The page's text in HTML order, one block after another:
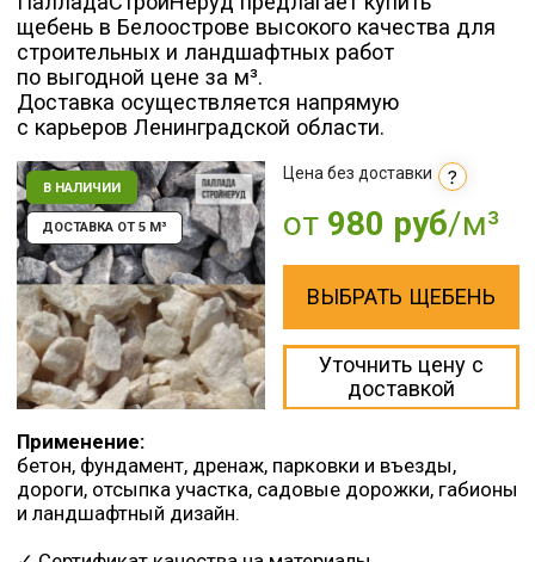
Уточнить цену с
доставкой
от 980 руб/м³
ВЫБРАТЬ ЩЕБЕНЬ
Паспорт
Актуальный паспорт
отгрузке материала
Договор
поставки
Щебень соответствует
требованиям ГОСТ 8267-93
✓ Сертификат качества на материалы
✓ Объём и масса фиксируются в документах
на отгрузку
✓ Работаем напрямую с производителем
✓ Оплата при получении
Применение:
бетон, фундамент, дренаж, парковки и въезды,
дороги, отсыпка участка, садовые дорожки, габионы
и ландшафтный дизайн.
ДОСТАВКА ОТ 5 М³